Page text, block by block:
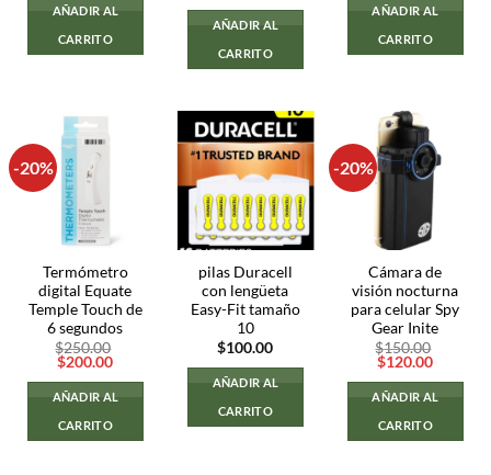
AÑADIR AL
CARRITO
original
era:
$200.00.
actual
es:
AÑADIR AL
CARRITO
AÑADIR AL
CARRITO
-20%
Termómetro
digital Equate
Temple Touch de
6 segundos
$250.00
El
original
era:
$250.00.
$200.00El
actual
es:
AÑADIR AL
CARRITO
pilas Duracell
con lengüeta
Easy-Fit tamaño
10
$100.00
AÑADIR AL
CARRITO
-20%
Cámara de
visión nocturna
para celular Spy
Gear Inite
$150.00
El
original
era:
$150.00.
$120.00El
actual
es:
AÑADIR AL
CARRITO